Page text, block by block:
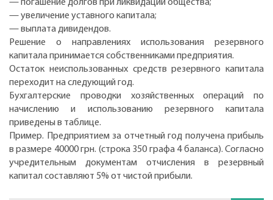
— погашение долгов при ликвидации общества;
— увеличение уставного капитала;
— выплата дивидендов.
Решение о направлениях использования резервного
капитала принимается собственниками предприятия.
Остаток неиспользованных средств резервного капитала
переходит на следующий год.
Бухгалтерские проводки хозяйственных операций по
начислению и использованию резервного капитала
приведены в таблице.
Пример. Предприятием за отчетный год получена прибыль
в размере 40000 грн. (строка 350 графа 4 баланса). Согласно
учредительным документам отчисления в резервный
капитал составляют 5% от чистой прибыли.